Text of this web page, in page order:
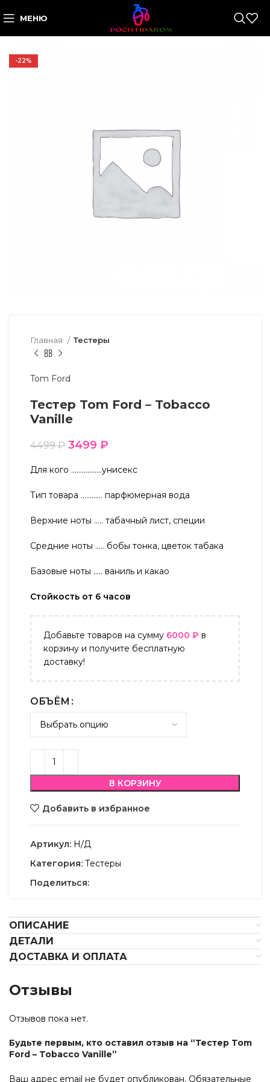
МЕНЮ
-22%
Главная Тестеры
Tom Ford
Тестер Tom Ford – Tobacco
Vanille
4499₽ 3499 ₽
Для кого ……………..унисекс
Тип товара ………… парфюмерная вода
Верхние ноты ….. табачный лист, специи
Средние ноты ….. бобы тонка, цветок табака
Базовые ноты ….. ваниль и какао
Стойкость от 6 часов
Добавьте товаров на сумму 6000 ₽ в
корзину и получите бесплатную
доставку!
ОБЪЁМ
В КОРЗИНУ
Добавить в избранное
Артикул: Н/Д
Категория: Тестеры
Поделиться:
ОПИСАНИЕ
ДЕТАЛИ
ДОСТАВКА И ОПЛАТА
Отзывы
Отзывов пока нет.
Будьте первым, кто оставил отзыв на “Тестер Tom
Ford – Tobacco Vanille”
Ваш адрес email не будет опубликован. Обязательные